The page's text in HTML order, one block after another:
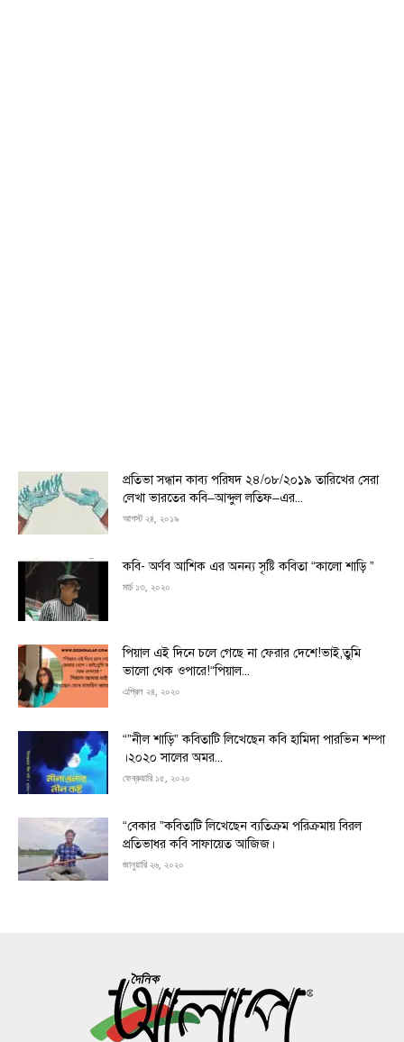
প্রতিভা সন্ধান কাব্য পরিষদ ২৪/০৮/২০১৯ তারিখের সেরা
লেখা ভারতের কবি–আব্দুল লতিফ–এর...
আগস্ট ২৪, ২০১৯
কবি- অর্ণব আশিক এর অনন্য সৃষ্টি কবিতা “কালো শাড়ি ”
মার্চ ১৩, ২০২০
পিয়াল এই দিনে চলে গেছে না ফেরার দেশে!ভাই,তুমি
ভালো থেক ওপারে!“পিয়াল...
এপ্রিল ২৪, ২০২০
“”নীল শাড়ি” কবিতাটি লিখেছেন কবি হামিদা পারভিন শম্পা
।২০২০ সালের অমর...
ফেব্রুয়ারি ১৫, ২০২০
“বেকার ”কবিতাটি লিখেছেন ব্যতিক্রম পরিক্রমায় বিরল
প্রতিভাধর কবি সাফায়েত আজিজ।
জানুয়ারি ২৬, ২০২০